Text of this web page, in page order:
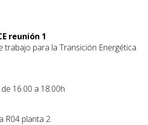
reunión 1
trabajo para la Transición Energética
16.00 a 18.00h
R04 planta 2.